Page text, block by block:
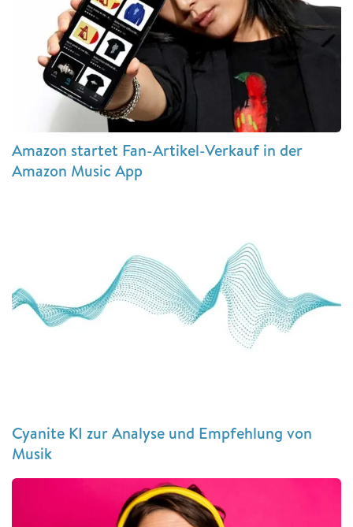
Amazon startet Fan-Artikel-Verkauf in der
Amazon Music App
Cyanite KI zur Analyse und Empfehlung von
Musik